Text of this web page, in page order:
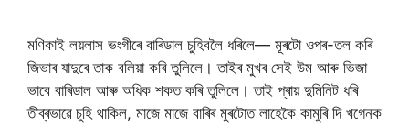
মণিকাই লয়লাস ভংগীৰে বাৰিডাল চুহিবলৈ ধৰিলে— মূৰটো ওপৰ-তল কৰি
জিভাৰ যাদুৰে তাক বলিয়া কৰি তুলিলে। তাইৰ মুখৰ সেই উম আৰু ভিজা
ভাবে বাৰিডাল আৰু অধিক শকত কৰি তুলিলে। তাই প্ৰায় দুমিনিট ধৰি
তীব্ৰভাৱে চুহি থাকিল, মাজে মাজে বাৰিৰ মুৰটোত লাহেকৈ কামুৰি দি খগেনক